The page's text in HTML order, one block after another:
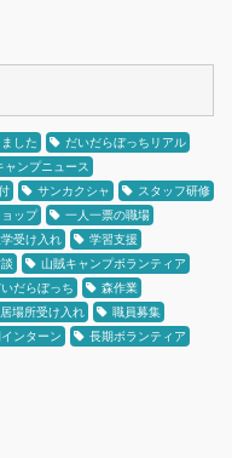
した
だいだらぼっちリアル
ャンプニュース
サンカクシャ
スタッフ研修
ップ
一人一票の職場
受け入れ
学習支援
山賊キャンプボランティア
だらぼっち
森作業
場所受け入れ
職員募集
ンターン
長期ボランティア